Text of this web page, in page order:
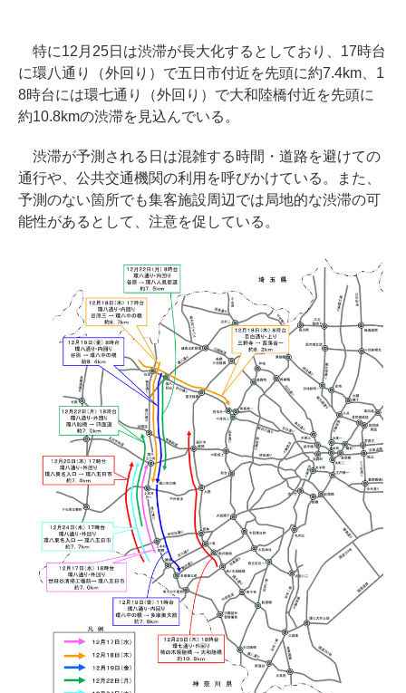
特に12月25日は渋滞が長大化するとしており、17時台
に環八通り（外回り）で五日市付近を先頭に約7.4km、1
8時台には環七通り（外回り）で大和陸橋付近を先頭に
約10.8kmの渋滞を見込んでいる。
渋滞が予測される日は混雑する時間・道路を避けての
通行や、公共交通機関の利用を呼びかけている。また、
予測のない箇所でも集客施設周辺では局地的な渋滞の可
能性があるとして、注意を促している。